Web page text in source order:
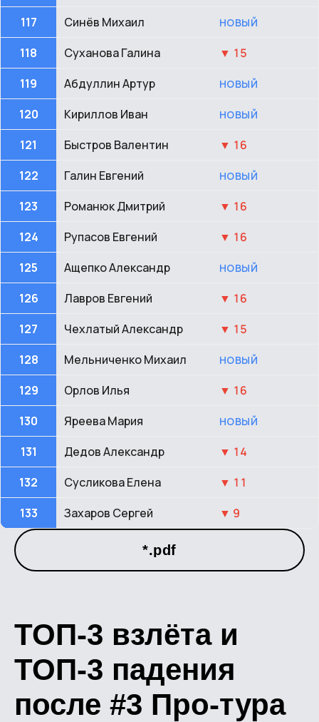
117
Синёв Михаил НОВЫЙ
118 Суханова Галина
▼ 15
119
Абдуллин Артур НОВЫЙ
120 Кириллов Иван НОВЫЙ
121 Быстров Валентин
▼ 16
122
Галин Евгений НОВЫЙ
123 Романюк Дмитрий
▼ 16
124
Рупасов Евгений
▼ 16
125
Ащепко Александр НОВЫЙ
126 Лавров Евгений
▼ 16
127
Чехлатый Александр
▼ 15
128
Мельниченко Михаил НОВЫЙ
129 Орлов Илья
▼ 16
130
Яреева Мария НОВЫЙ
131 Дедов Александр
▼ 14
132
Сусликова Елена
▼ 11
133
Захаров Сергей ▼ 9
*.pdf
ТОП-3 взлёта и
ТОП-3 падения
после #3 Про-тура